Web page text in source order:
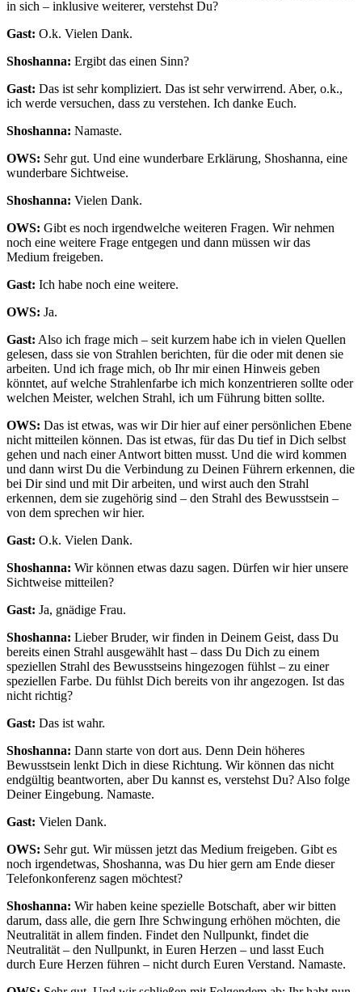
in sich – inklusive weiterer, verstehst Du?
Gast: O.k. Vielen Dank.
Shoshanna: Ergibt das einen Sinn?
Gast: Das ist sehr kompliziert. Das ist sehr verwirrend. Aber, o.k.,
ich werde versuchen, dass zu verstehen. Ich danke Euch.
Shoshanna: Namaste.
OWS: Sehr gut. Und eine wunderbare Erklärung, Shoshanna, eine
wunderbare Sichtweise.
Shoshanna: Vielen Dank.
OWS: Gibt es noch irgendwelche weiteren Fragen. Wir nehmen
noch eine weitere Frage entgegen und dann müssen wir das
Medium freigeben.
Gast: Ich habe noch eine weitere.
OWS: Ja.
Gast: Also ich frage mich – seit kurzem habe ich in vielen Quellen
gelesen, dass sie von Strahlen berichten, für die oder mit denen sie
arbeiten. Und ich frage mich, ob Ihr mir einen Hinweis geben
könntet, auf welche Strahlenfarbe ich mich konzentrieren sollte oder
welchen Meister, welchen Strahl, ich um Führung bitten sollte.
OWS: Das ist etwas, was wir Dir hier auf einer persönlichen Ebene
nicht mitteilen können. Das ist etwas, für das Du tief in Dich selbst
gehen und nach einer Antwort bitten musst. Und die wird kommen
und dann wirst Du die Verbindung zu Deinen Führern erkennen, die
bei Dir sind und mit Dir arbeiten, und wirst auch den Strahl
erkennen, dem sie zugehörig sind – den Strahl des Bewusstsein –
von dem sprechen wir hier.
Gast: O.k. Vielen Dank.
Shoshanna: Wir können etwas dazu sagen. Dürfen wir hier unsere
Sichtweise mitteilen?
Gast: Ja, gnädige Frau.
Shoshanna: Lieber Bruder, wir finden in Deinem Geist, dass Du
bereits einen Strahl ausgewählt hast – dass Du Dich zu einem
speziellen Strahl des Bewusstseins hingezogen fühlst – zu einer
speziellen Farbe. Du fühlst Dich bereits von ihr angezogen. Ist das
nicht richtig?
Gast: Das ist wahr.
Shoshanna: Dann starte von dort aus. Denn Dein höheres
Bewusstsein lenkt Dich in diese Richtung. Wir können das nicht
endgültig beantworten, aber Du kannst es, verstehst Du? Also folge
Deiner Eingebung. Namaste.
Gast: Vielen Dank.
OWS: Sehr gut. Wir müssen jetzt das Medium freigeben. Gibt es
noch irgendetwas, Shoshanna, was Du hier gern am Ende dieser
Telefonkonferenz sagen möchtest?
Shoshanna: Wir haben keine spezielle Botschaft, aber wir bitten
darum, dass alle, die gern Ihre Schwingung erhöhen möchten, die
Neutralität in allem finden. Findet den Nullpunkt, findet die
Neutralität – den Nullpunkt, in Euren Herzen – und lasst Euch
durch Eure Herzen führen – nicht durch Euren Verstand. Namaste.